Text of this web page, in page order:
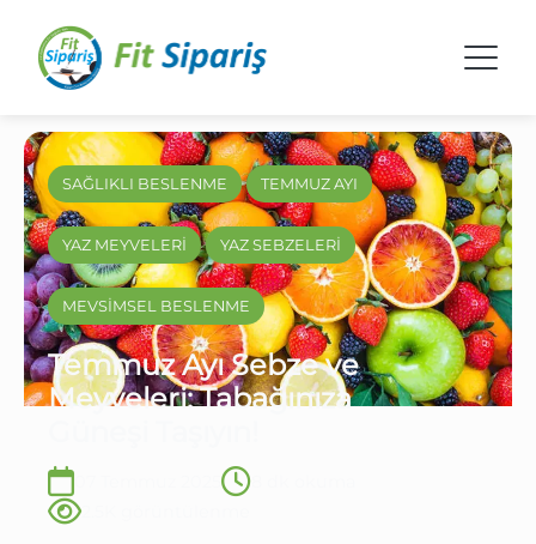
SAĞLIKLI BESLENME TEMMUZ AYI
YAZ MEYVELERİ YAZ SEBZELERİ
MEVSİMSEL BESLENME
Temmuz Ayı Sebze ve
Meyveleri: Tabağınıza